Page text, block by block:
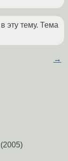
эту тему. Тема
→
(2005)